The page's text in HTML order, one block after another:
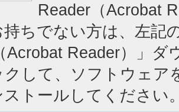
Reader（Acrobat
ちでない方は、左記
Acrobat Reader）」ダ
クして、ソフトウェア
ストールしてください